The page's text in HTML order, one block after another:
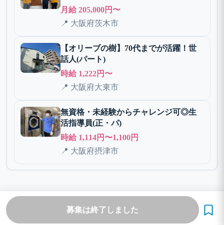
月給 205,000円〜
📍 大阪府茨木市
【オリーブの樹】70代までが活躍！世
話人(パート)
時給 1,222円〜
📍 大阪府大東市
無資格・未経験からチャレンジ可◎生
活指導員(正・パ)
時給 1,114円〜1,100円
📍 大阪府摂津市
募集は終了しました